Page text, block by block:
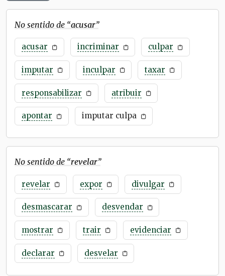
No sentido de “acusar”
acusar incriminar culpar
imputar inculpar taxar
responsabilizar atribuir
apontar imputar culpa
No sentido de “revelar”
revelar expor divulgar
desmascarar desvendar
mostrar trair evidenciar
declarar desvelar